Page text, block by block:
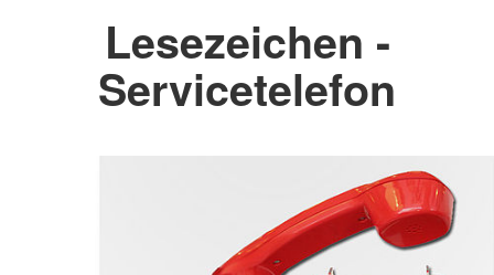
Lesezeichen -
Servicetelefon